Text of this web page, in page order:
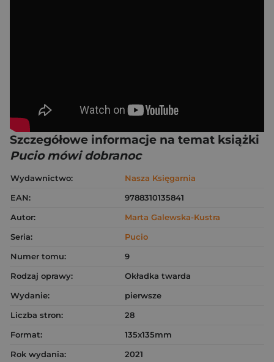
Szczegółowe informacje na temat książki
Pucio mówi dobranoc
Wydawnictwo:
Nasza Księgarnia
EAN:
9788310135841
Autor:
Marta Galewska-Kustra
Seria:
Pucio
Numer tomu:
9
Rodzaj oprawy:
Okładka twarda
Wydanie:
pierwsze
Liczba stron:
28
Format:
135x135mm
Rok wydania:
2021